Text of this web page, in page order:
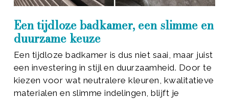
Een tijdloze badkamer, een slimme en
duurzame keuze
Een tijdloze badkamer is dus niet saai, maar juist
een investering in stijl en duurzaamheid. Door te
kiezen voor wat neutralere kleuren, kwalitatieve
materialen en slimme indelingen, blijft je